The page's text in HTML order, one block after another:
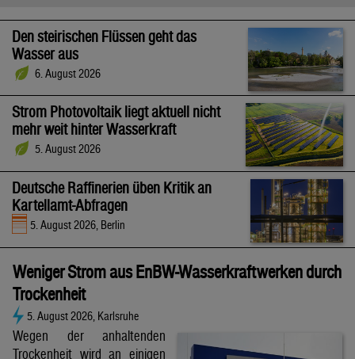
Den steirischen Flüssen geht das
Wasser aus
6. August 2026
Strom Photovoltaik liegt aktuell nicht
mehr weit hinter Wasserkraft
5. August 2026
Deutsche Raffinerien üben Kritik an
Kartellamt-Abfragen
5. August 2026, Berlin
Weniger Strom aus EnBW-Wasserkraftwerken durch
Trockenheit
5. August 2026, Karlsruhe
Wegen der anhaltenden
Trockenheit wird an einigen